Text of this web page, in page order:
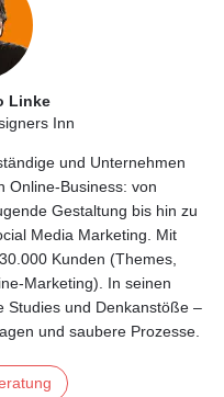
Linke
Inn
und Unternehmen
Online‑Business: von
Gestaltung bis hin zu
Media Marketing. Mit
Kunden (Themes,
In seinen
Studies und Denkanstöße –
und saubere Prozesse.